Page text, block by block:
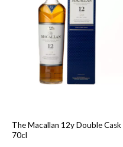
The Macallan 12y Double Cask
70cl